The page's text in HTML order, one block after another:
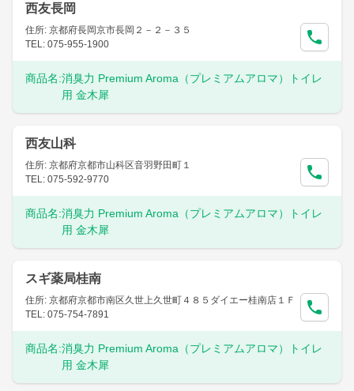
西友長岡
住所: 京都府長岡京市長岡２－２－３５
TEL: 075-955-1900
商品名:消臭力 Premium Aroma（プレミアムアロマ）トイレ
用 金木犀
西友山科
住所: 京都府京都市山科区音羽野田町１
TEL: 075-592-9770
商品名:消臭力 Premium Aroma（プレミアムアロマ）トイレ
用 金木犀
スギ薬局桂南
住所: 京都府京都市南区久世上久世町４８５ダイエー桂南店１Ｆ
TEL: 075-754-7891
商品名:消臭力 Premium Aroma（プレミアムアロマ）トイレ
用 金木犀